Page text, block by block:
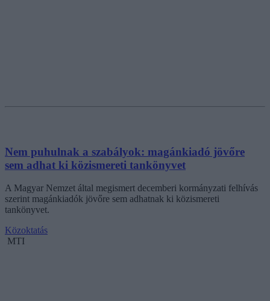
Nem puhulnak a szabályok: magánkiadó jövőre
sem adhat ki közismereti tankönyvet
A Magyar Nemzet által megismert decemberi kormányzati felhívás
szerint magánkiadók jövőre sem adhatnak ki közismereti
tankönyvet.
Közoktatás
MTI